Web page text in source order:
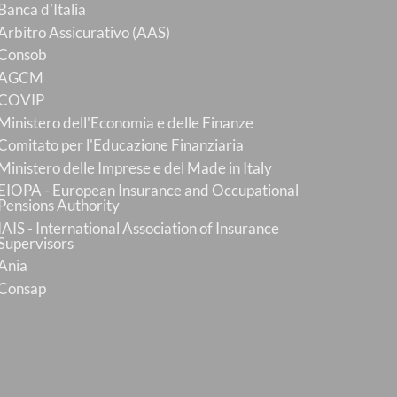
d’Italia
Assicurativo (AAS)
dell'Economia e delle Finanze
per l'Educazione Finanziaria
delle Imprese e del Made in Italy
- European Insurance and Occupational
Authority
IAIS - International Association of Insurance